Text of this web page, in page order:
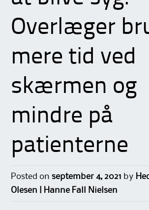
Overlæger
mere tid ved
skærmen og
mindre på
patienterne
Posted onseptember 4, 2021 by
Olesen | Hanne Fall Nielsen